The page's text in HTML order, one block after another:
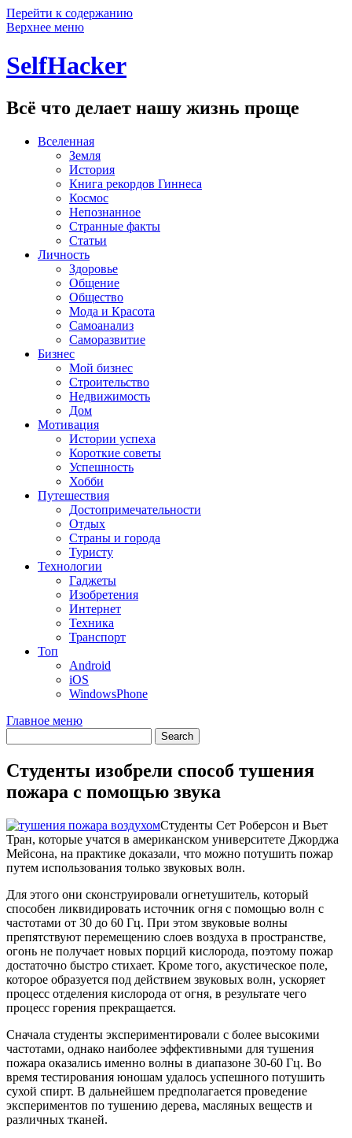
Перейти к содержанию
Верхнее меню
SelfHacker
Всё что делает нашу жизнь проще
Вселенная
Земля
История
Книга рекордов Гиннеса
Космос
Непознанное
Странные факты
Статьи
Личность
Здоровье
Общение
Общество
Мода и Красота
Самоанализ
Саморазвитие
Бизнес
Мой бизнес
Строительство
Недвижимость
Дом
Мотивация
Истории успеха
Короткие советы
Успешность
Хобби
Путешествия
Достопримечательности
Отдых
Страны и города
Туристу
Технологии
Гаджеты
Изобретения
Интернет
Техника
Транспорт
Топ
Android
iOS
WindowsPhone
Главное меню
Студенты изобрели способ тушения
пожара с помощью звука
Студенты Сет Роберсон и Вьет
Тран, которые учатся в американском университете Джорджа
Мейсона, на практике доказали, что можно потушить пожар
путем использования только звуковых волн.
Для этого они сконструировали огнетушитель, который
способен ликвидировать источник огня с помощью волн с
частотами от 30 до 60 Гц. При этом звуковые волны
препятствуют перемещению слоев воздуха в пространстве,
огонь не получает новых порций кислорода, поэтому пожар
достаточно быстро стихает. Кроме того, акустическое поле,
которое образуется под действием звуковых волн, ускоряет
процесс отделения кислорода от огня, в результате чего
процесс горения прекращается.
Сначала студенты экспериментировали с более высокими
частотами, однако наиболее эффективными для тушения
пожара оказались именно волны в диапазоне 30-60 Гц. Во
время тестирования юношам удалось успешного потушить
сухой спирт. В дальнейшем предполагается проведение
экспериментов по тушению дерева, масляных веществ и
различных тканей.